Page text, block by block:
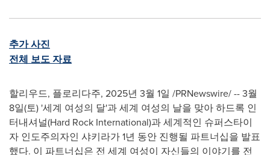
추가 사진
전체 보도 자료
할리우드, 플로리다주, 2025년 3월 1일 /PRNewswire/ -- 3월
8일(토) '세계 여성의 달'과 세계 여성의 날을 맞아 하드록 인
터내셔널(Hard Rock International)과 세계적인 슈퍼스타이
자 인도주의자인 샤키라가 1년 동안 진행될 파트너십을 발표
했다. 이 파트너십은 전 세계 여성이 자신들의 이야기를 전